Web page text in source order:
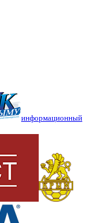
информационный